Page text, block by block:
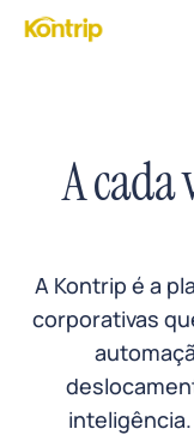
A
A Kontrip é a
corporativas